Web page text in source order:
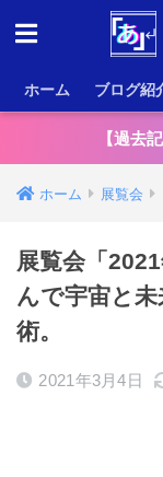
ホーム ブログ紹
【過去
ホーム 展覧会
展覧会「
んで宇宙と
術。
2021年3月4日